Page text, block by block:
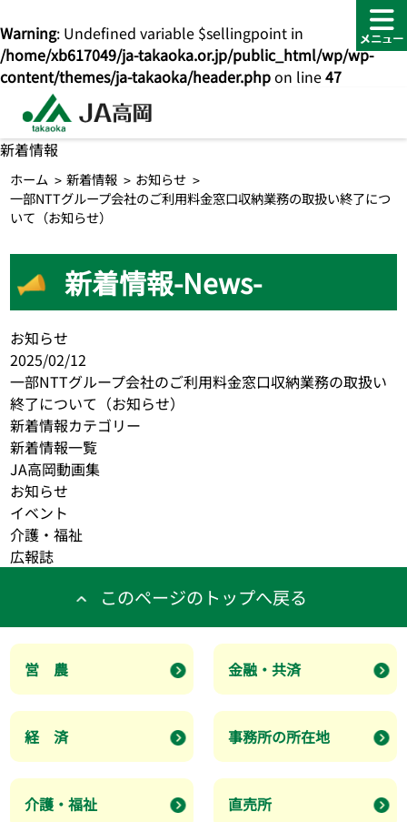
Warning: Undefined variable $sellingpoint in
/home/xb617049/ja-takaoka.or.jp/public_html/wp/wp-
content/themes/ja-takaoka/header.phpon line47
新着情報
ホーム 新着情報
お知らせ
一部NTTグループ会社のご利用料金窓口収納業務の取扱い終了につ
いて（お知らせ）
新着情報-News-
お知らせ
2025/02/12
一部NTTグループ会社のご利用料金窓口収納業務の取扱い
終了について（お知らせ）
新着情報カテゴリー
新着情報一覧
JA高岡動画集
お知らせ
イベント
介護・福祉
広報誌
このページのトップへ戻る
営 農
経 済
介護・福祉
金融・共済
事務所の所在地
直売所